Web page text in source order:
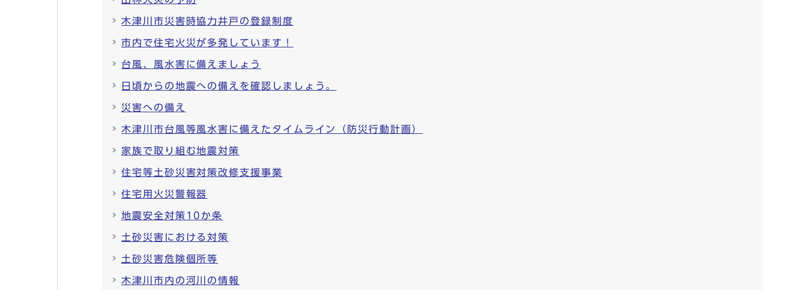
木津川市災害時協力井戸の登録制度
市内で住宅火災が多発しています！
台風、風水害に備えましょう
日頃からの地震への備えを確認しましょう。
災害への備え
木津川市台風等風水害に備えたタイムライン（防災行動計画）
家族で取り組む地震対策
住宅等土砂災害対策改修支援事業
住宅用火災警報器
地震安全対策10か条
土砂災害における対策
土砂災害危険個所等
木津川市内の河川の情報